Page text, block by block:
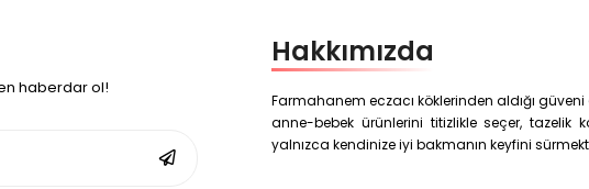
haberdar ol!
Hakkımızda
Farmahanem eczacı köklerinden aldığı
anne-bebek ürünlerini titizlikle seçer, tazelik
yalnızca kendinize iyi bakmanın keyfini